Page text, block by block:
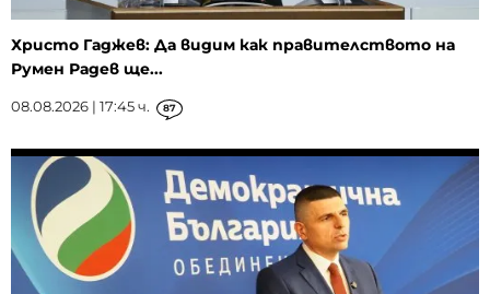
Христо Гаджев: Да видим как правителството на
Румен Радев ще...
08.08.2026 | 17:45 ч. 87